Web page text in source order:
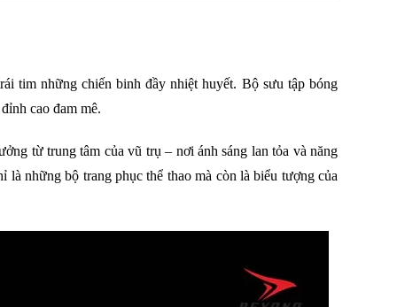
tim những chiến binh đầy nhiệt huyết. Bộ sưu tập bóng
cao đam mê.
từ trung tâm của vũ trụ – nơi ánh sáng lan tỏa và năng
những bộ trang phục thể thao mà còn là biểu tượng của